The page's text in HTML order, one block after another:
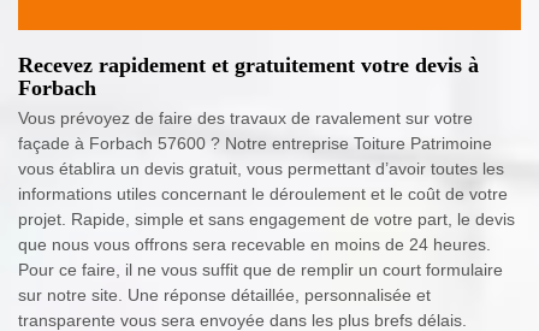
Recevez rapidement et gratuitement votre devis à
Forbach
Vous prévoyez de faire des travaux de ravalement sur votre
façade à Forbach 57600 ? Notre entreprise Toiture Patrimoine
vous établira un devis gratuit, vous permettant d’avoir toutes les
informations utiles concernant le déroulement et le coût de votre
projet. Rapide, simple et sans engagement de votre part, le devis
que nous vous offrons sera recevable en moins de 24 heures.
Pour ce faire, il ne vous suffit que de remplir un court formulaire
sur notre site. Une réponse détaillée, personnalisée et
transparente vous sera envoyée dans les plus brefs délais.